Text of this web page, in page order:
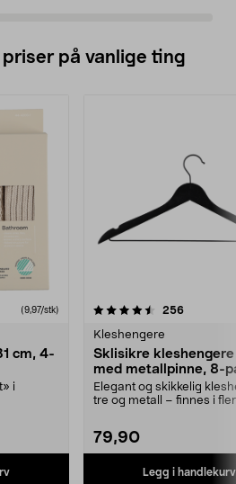
på vanlige ting
(9,97/stk)
cm, 4-
i
256
Kleshengere
Sklisikre
med metallpinne, 8-
Elegant og skikkelig
tre og metall – finnes i
79,90
Legg i handlekurv
4.5av 5 stjerner